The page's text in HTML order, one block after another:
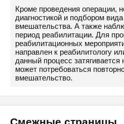
Кроме проведения операции,
диагностикой и подбором вида
вмешательства. А также
период реабилитации. Для
реабилитационных
направлен к реабилитологу
данный процесс затягивается
может потребоваться
вмешательство.